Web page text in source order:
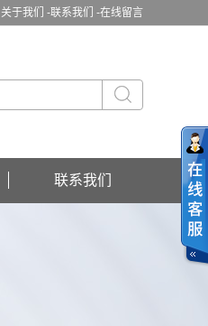
关于我们 -联系我们 -在线留言
联系我们